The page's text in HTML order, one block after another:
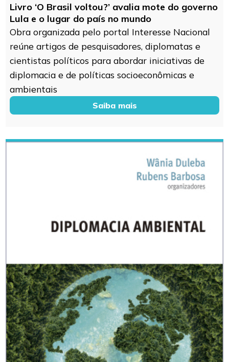
Livro ‘O Brasil voltou?’ avalia mote do governo
Lula e o lugar do país no mundo
Obra organizada pelo portal Interesse Nacional
reúne artigos de pesquisadores, diplomatas e
cientistas políticos para abordar iniciativas de
diplomacia e de políticas socioeconômicas e
ambientais
Saiba mais